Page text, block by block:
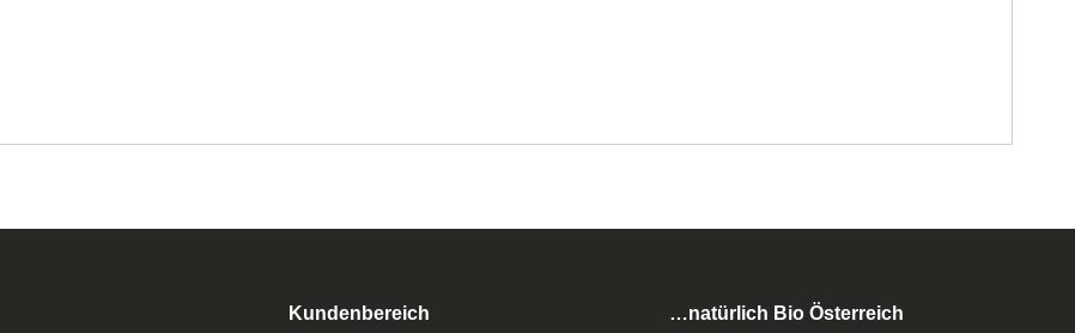
Kundenbereich …natürlich Bio Österreich